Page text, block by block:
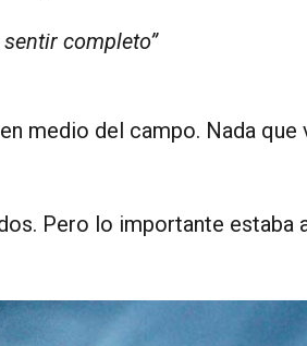
completo”
medio del campo. Nada que
Pero lo importante estaba